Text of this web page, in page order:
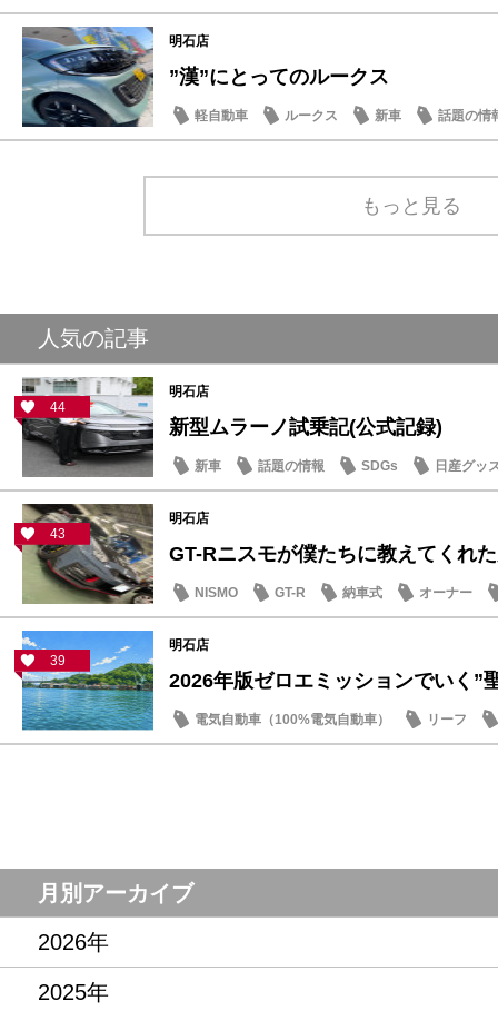
明石店
”漢”にとってのルークス
軽自動車 ルークス 新車 話題の情
もっと見る
人気の記事
44
明石店
新型ムラーノ試乗記(公式記録)
新車 話題の情報 SDGs 日産グッ
43
明石店
GT-Rニスモが僕たちに教えてくれ
NISMO GT-R 納車式 オーナー
39
明石店
2026年版ゼロエミッションでいく”
電気自動車（100%電気自動車）
リーフ
話題の情報
月別アーカイブ
2026年
2025年